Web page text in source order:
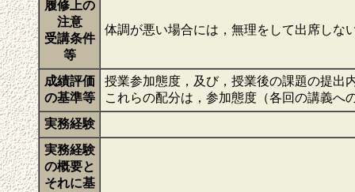
履修上の
注意
受講条件
等
体調が悪い場合には，無理をして出席しな
成績評価
の基準等
授業参加態度，及び，授業後の課題の提出
これらの配分は，参加態度（各回の講義へ
実務経験
実務経験
の概要と
それに基